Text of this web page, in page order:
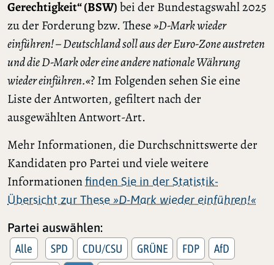
Gerechtigkeit“ (BSW)bei der Bundestagswahl 2025
zu der Forderung bzw. These»D-Mark wieder
einführen! – Deutschland soll aus der Euro-Zone austreten
und die D-Mark oder eine andere nationale Währung
wieder einführen.«? Im Folgenden sehen Sie eine
Liste der Antworten, gefiltert nach der
ausgewählten Antwort-Art.
Mehr Informationen, die Durchschnittswerte der
Kandidaten pro Partei und viele weitere
Informationenfinden Sie in der Statistik-
Übersicht zur These »D-Mark wieder einführen!«
Partei auswählen:
Alle SPD CDU/CSU GRÜNE FDP
AfD